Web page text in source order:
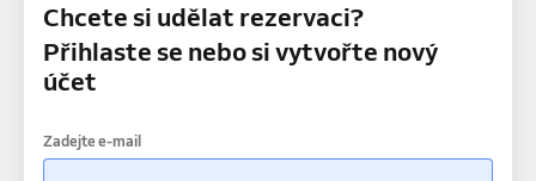
Chcete si udělat rezervaci?
Přihlaste se nebo si vytvořte nový
účet
Zadejte e-mail